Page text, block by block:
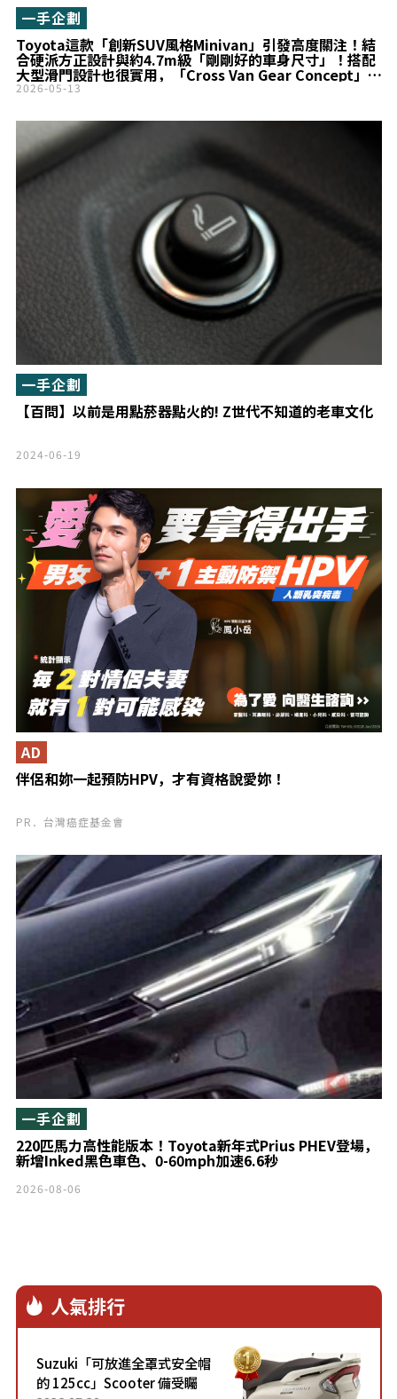
Toyota這款「創新SUV風格Minivan」引發高度關注！結
合硬派方正設計與約4.7m級「剛剛好的車身尺寸」！搭配
大型滑門設計也很實用，「Cross Van Gear Concept」市
售化備受期待！
一手企劃
2026-05-13
【百問】以前是用點菸器點火的! Z世代不知道的老車文化
一手企劃
2024-06-19
伴侶和妳一起預防HPV，才有資格說愛妳！
AD
PR．台灣癌症基金會
220匹馬力高性能版本！Toyota新年式Prius PHEV登場，
新增Inked黑色車色、0-60mph加速6.6秒
一手企劃
2026-08-06
人氣排行
Suzuki「可放進全罩式安全帽
的 125cc」Scooter 備受矚